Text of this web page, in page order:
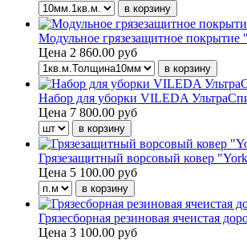
Модульное грязезащитное покрытие
Цена 2 860.00 руб
Набор для уборки VILEDA
Цена 7 800.00 руб
Грязезащитный ворсовый ковер
Цена 5 100.00 руб
Грязесборная резиновая ячеистая
Цена 3 100.00 руб